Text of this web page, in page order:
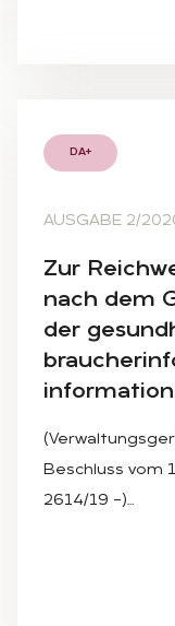
DA+
AUSGABE 2/
Zur
nach dem
der
Beschluss vom
2614/19 –)…